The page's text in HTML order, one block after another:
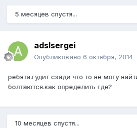
5 месяцев спустя...
adslsergei
Опубликовано 6 октября, 2014
ребята.гудит сзади что то не могу
болтаются.как определить где?
10 месяцев спустя...